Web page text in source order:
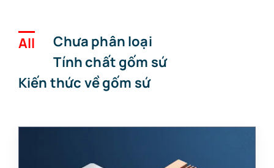
Công ty gốm sứ
Kiến thức về gốm sứ
All
Chưa phân loại
Tính chất gốm sứ
Kiến thức về gốm sứ